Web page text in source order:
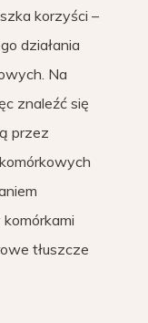
korzyści –
działania
Na
znaleźć się
przez
tłuszcze